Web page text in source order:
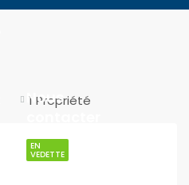
1 Propriété
EN
VEDETTE
Nous